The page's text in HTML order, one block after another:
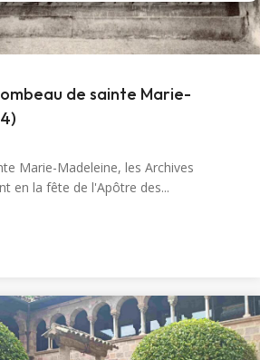
de sainte Marie-
Marie-Madeleine, les Archives
en la fête de l'Apôtre des...